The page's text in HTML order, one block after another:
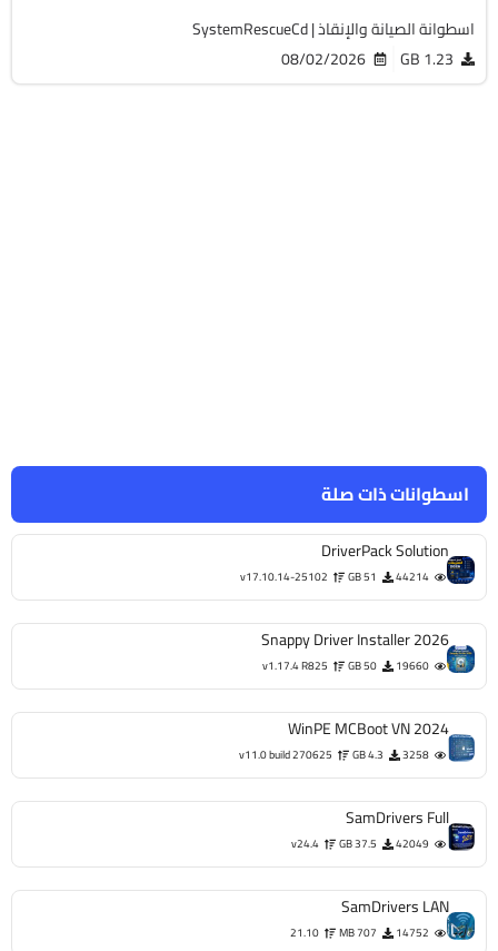
اسطوانات ذات صلة
DriverPack Solution
44214
51 GB
v17.10.14-25102
Snappy Driver Installer 2026
19660
50 GB
v1.17.4 R825
WinPE MCBoot VN 2024
3258
4.3 GB
v11.0 build 270625
SamDrivers Full
42049
37.5 GB
v24.4
SamDrivers LAN
14752
707 MB
21.10
اسطوانة الصيانة والإنقاذ | SystemRescueCd
1.23 GB
08/02/2026